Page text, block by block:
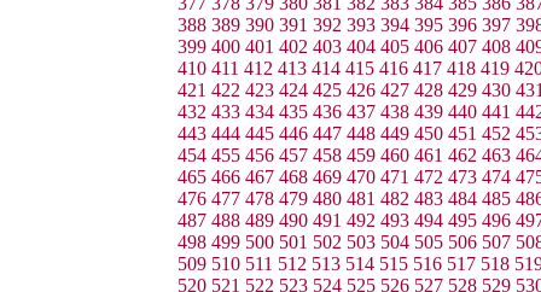
388 389 390 391 392 393 394 395 396 397
399 400 401 402 403 404 405 406 407 408
410 411 412 413 414 415 416 417 418 419
421 422 423 424 425 426 427 428 429 430
432 433 434 435 436 437 438 439 440 441
443 444 445 446 447 448 449 450 451 452
454 455 456 457 458 459 460 461 462 463
465 466 467 468 469 470 471 472 473 474
476 477 478 479 480 481 482 483 484 485
487 488 489 490 491 492 493 494 495 496
498 499 500 501 502 503 504 505 506 507
509 510 511 512 513 514 515 516 517 518
520 521 522 523 524 525 526 527 528 529